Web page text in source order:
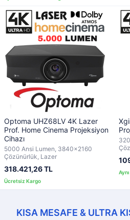
Optoma UHZ68LV 4K Lazer
Prof. Home Cinema Projeksiyon
Cihazı
5000 Ansi Lumen, 3840x2160
Çözünürlük, Lazer
318.421,26 TL
KISA MESAFE & ULTRA